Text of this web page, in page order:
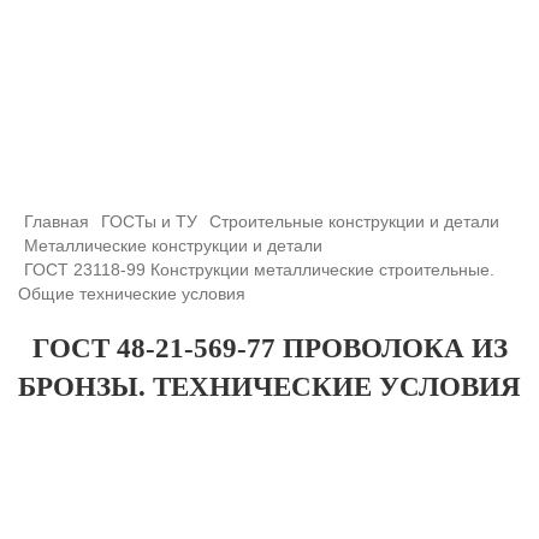
Главная ГОСТы и ТУ
Строительные конструкции и детали
Металлические конструкции и детали
ГОСТ 23118-99 Конструкции металлические строительные.
Общие технические условия
ГОСТ 48-21-569-77 ПРОВОЛОКА ИЗ
БРОНЗЫ. ТЕХНИЧЕСКИЕ УСЛОВИЯ